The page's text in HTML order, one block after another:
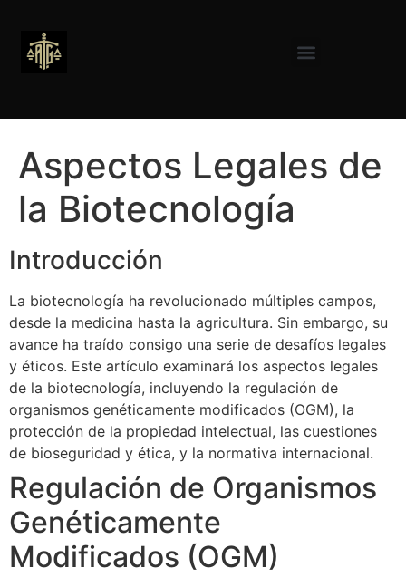
Aspectos Legales de
la Biotecnología
Introducción
La biotecnología ha revolucionado múltiples campos,
desde la medicina hasta la agricultura. Sin embargo, su
avance ha traído consigo una serie de desafíos legales
y éticos. Este artículo examinará los aspectos legales
de la biotecnología, incluyendo la regulación de
organismos genéticamente modificados (OGM), la
protección de la propiedad intelectual, las cuestiones
de bioseguridad y ética, y la normativa internacional.
Regulación de Organismos
Genéticamente
Modificados (OGM)